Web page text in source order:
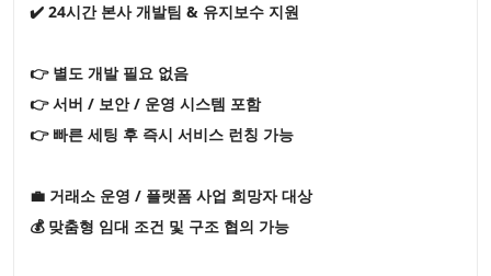
✔️ 24시간 본사 개발팀 & 유지보수 지원
👉 별도 개발 필요 없음
👉 서버 / 보안 / 운영 시스템 포함
👉 빠른 세팅 후 즉시 서비스 런칭 가능
💼 거래소 운영 / 플랫폼 사업 희망자 대상
💰 맞춤형 임대 조건 및 구조 협의 가능